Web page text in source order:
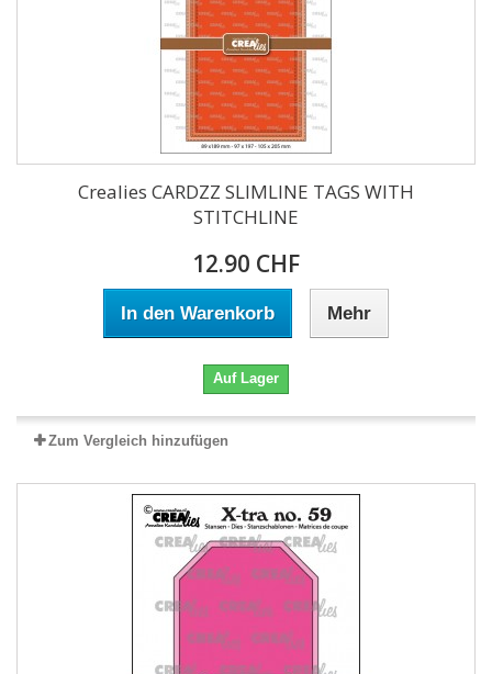
Crealies CARDZZ SLIMLINE TAGS WITH
STITCHLINE
12.90 CHF
In den Warenkorb Mehr
Auf Lager
Zum Vergleich hinzufügen